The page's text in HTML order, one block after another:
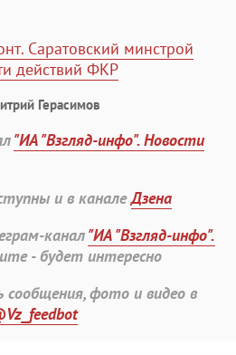
Саратовский минстрой
действий ФКР
Герасимов
"ИА "Взгляд-инфо". Новости
и в каналеДзена
канал"ИА "Взгляд-инфо".
- будет интересно
фото и видео в